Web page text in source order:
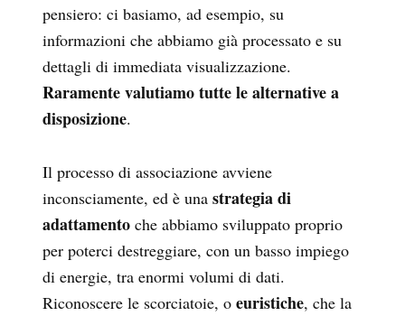
pensiero: ci basiamo, ad esempio, su
informazioni che abbiamo già processato e su
dettagli di immediata visualizzazione.
Raramente valutiamo tutte le alternative a
disposizione.
Il processo di associazione avviene
inconsciamente, ed è una strategia di
adattamento che abbiamo sviluppato proprio
per poterci destreggiare, con un basso impiego
di energie, tra enormi volumi di dati.
Riconoscere le scorciatoie, o euristiche, che la